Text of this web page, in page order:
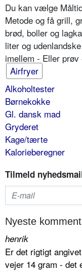
Du kan vælge
Metode og få grill,
brød, boller og
liter og
imellem - Eller
Airfryer
Alkoholtester
Børnekokke
Gl. dansk mad
Gryderet
Kage/tærte
Kalorieberegner
Tilmeld
Nyeste
henrik
Er det rigtigt
vejer 14 gram - det